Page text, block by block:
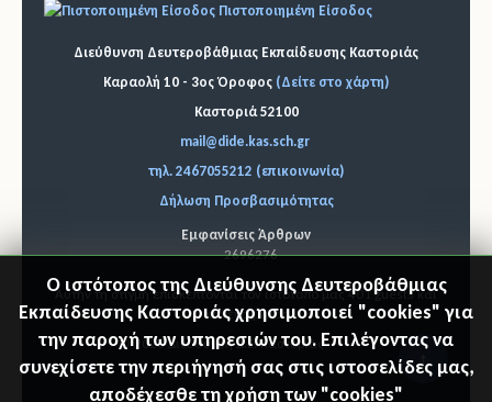
Πιστοποιημένη Είσοδος
Διεύθυνση Δευτεροβάθμιας Εκπαίδευσης Καστοριάς
Καραολή 10 - 3ος Όροφος (Δείτε στο χάρτη)
Καστοριά 52100
mail@dide.kas.sch.gr
τηλ. 2467055212 (επικοινωνία)
Δήλωση Προσβασιμότητας
Εμφανίσεις Άρθρων
2696276
Αυτήν τη στιγμή επισκέπτονται τον ιστότοπό μας 401 guests και
κανένα μέλος
Ο ιστότοπος της Διεύθυνσης Δευτεροβάθμιας
Εκπαίδευσης Καστοριάς χρησιμοποιεί "cookies" για
την παροχή των υπηρεσιών του. Επιλέγοντας να
συνεχίσετε την περιήγησή σας στις ιστοσελίδες μας,
αποδέχεσθε τη χρήση των "cookies"
"Επιστ
© 2026 Διεύθυνση Δ.Ε. Καστοριάς